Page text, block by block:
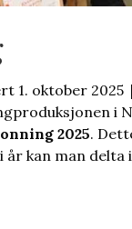
1. oktober 2025 |
i
2025.
kan man delta